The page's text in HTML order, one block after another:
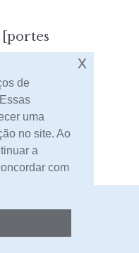
[portes
de
uma
no site. Ao
a
com
x